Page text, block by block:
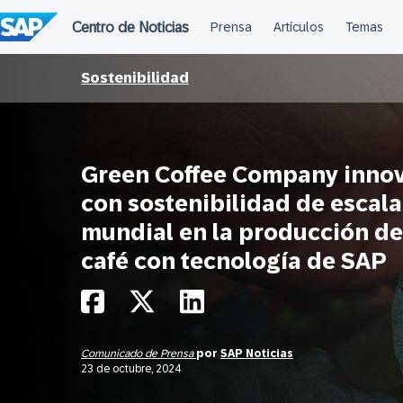
al
contenido
Sostenibilidad
Green Coffee Company
con sostenibilidad de escala
mundial en la producción de
café con tecnología de SAP
Comunicado de Prensa por SAP Noticias
23 de octubre, 2024